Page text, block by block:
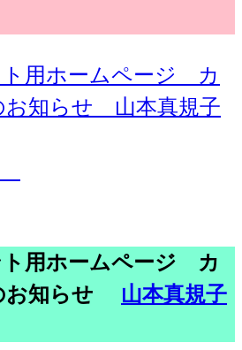
ト用ホームページ カ
お知らせ 山本真規子
ト用ホームページ カ
お知らせ 山本真規子